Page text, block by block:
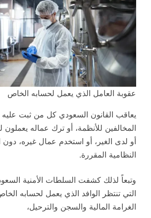
عقوبة العامل الذي يعمل لحسابه الخاص
يعاقب القانون السعودي كل من ثبت عليه
المخالفين للأنظمة، أو ترك عماله
أو لدى الغير، أو استخدم عمال غيره، دون
النظامية المقررة.
وتبعاً لذلك كشفت السلطات الأمنية
التي تنتظر الوافد الذي يعمل لحسابه
الغرامة المالية والسجن والترحيل،